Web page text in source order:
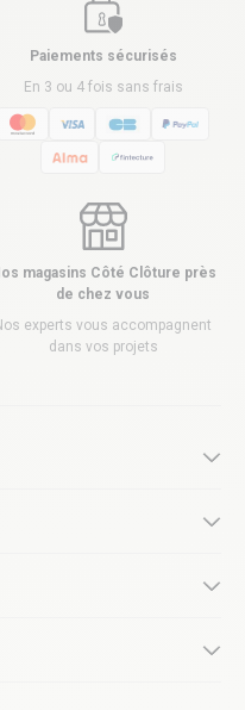
Paiements sécurisés
En 3 ou 4 fois sans frais
magasins Côté Clôture près
de chez vous
experts vous accompagnent
dans vos projets